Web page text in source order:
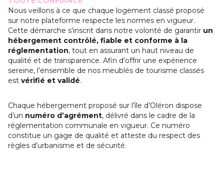
Nous veillons à ce que chaque logement classé proposé
sur notre plateforme respecte les normes en vigueur.
Cette démarche s’inscrit dans notre volonté de garantir un
hébergement contrôlé, fiable et conforme à la
réglementation, tout en assurant un haut niveau de
qualité et de transparence. Afin d’offrir une expérience
sereine, l’ensemble de nos meublés de tourisme classés
est vérifié et validé.
Chaque hébergement proposé sur l’île d’Oléron dispose
d’un numéro d’agrément, délivré dans le cadre de la
réglementation communale en vigueur. Ce numéro
constitue un gage de qualité et atteste du respect des
règles d’urbanisme et de sécurité.